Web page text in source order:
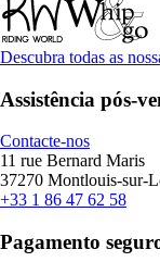
Descubra todas as
Assistência pós-
Contacte-nos
11 rue Bernard Maris
37270 Montlouis-sur-
+33 1 86 47 62 58
Pagamento